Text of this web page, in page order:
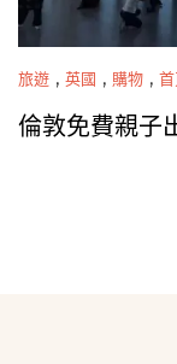
旅遊 , 英國 , 購物 ,
倫敦免費親子